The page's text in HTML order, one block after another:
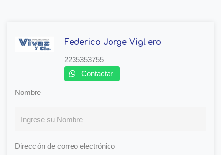
Federico Jorge Vigliero
2235353755
Contactar
Nombre
Dirección de correo electrónico